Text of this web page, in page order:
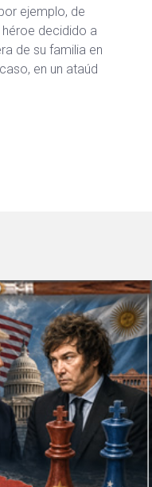
ejemplo, de
héroe decidido a
de su familia en
en un ataúd